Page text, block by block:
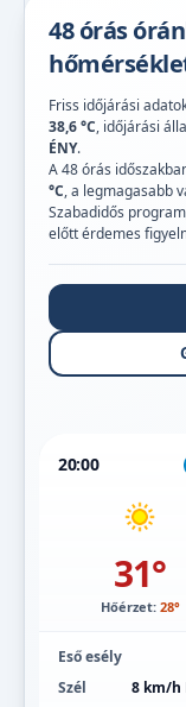
48 órás
Friss időjárási
38,6 °C, időjárási
ÉNY.
A 48 órás
°C, a legmagasabb
Szabadidős
előtt érdemes
20:00
31°
Hőérzet: 28°
Eső esély
Szél
8 km/h